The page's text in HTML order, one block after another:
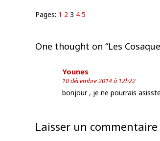
Pages: 1 2 3 4 5
One thought on “Les
Younes
10 décembre 2014 à 12h22
bonjour , je ne pourrais
Laisser un commentaire